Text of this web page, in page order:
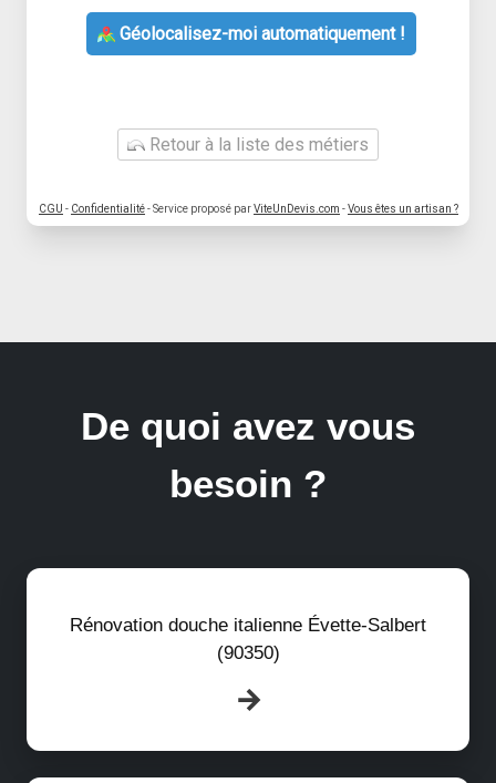
Géolocalisez-moi automatiquement !
Retour à la liste des métiers
CGU - Confidentialité- Service proposé parViteUnDevis.com -Vous êtes un artisan ?
De quoi avez vous
besoin ?
Rénovation douche italienne Évette-Salbert
(90350)